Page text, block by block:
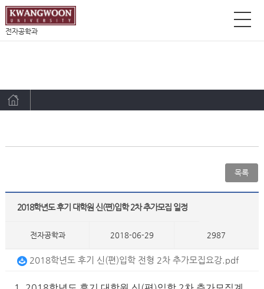
전자공학과
목록
2018학년도 후기 대학원 신(편)입학 2차 추가모집 일정
전자공학과 2018-06-29 2987
2018학년도 후기 신(편)입학 전형 2차 추가모집요강.pdf